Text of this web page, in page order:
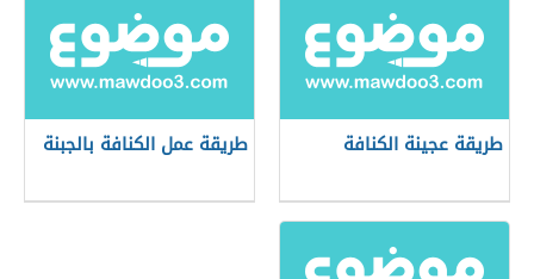
طريقة عجينة الكنافة طريقة عمل الكنافة بالجبنة